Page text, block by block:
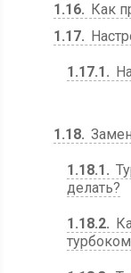
1.16
Как
1.17
1.17.1
1.18
1.18.1
делать?
1.18.2